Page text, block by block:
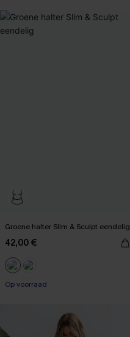
Groene halter Slim & Sculpt eendelig
42,00 €
Op voorraad